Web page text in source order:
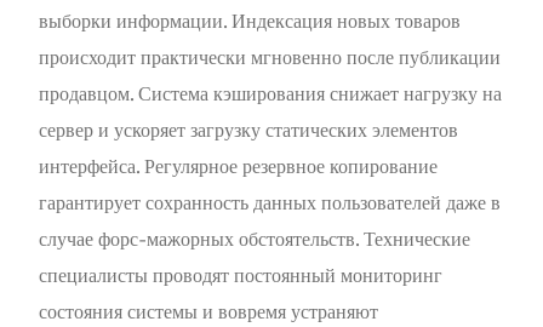
выборки информации. Индексация новых товаров
происходит практически мгновенно после публикации
продавцом. Система кэширования снижает нагрузку на
сервер и ускоряет загрузку статических элементов
интерфейса. Регулярное резервное копирование
гарантирует сохранность данных пользователей даже в
случае форс-мажорных обстоятельств. Технические
специалисты проводят постоянный мониторинг
состояния системы и вовремя устраняют